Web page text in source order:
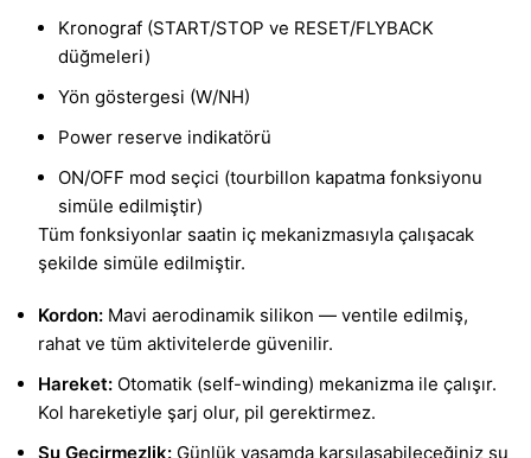
Kronograf (START/STOP ve RESET/FLYBACK
düğmeleri)
Yön göstergesi (W/NH)
Power reserve indikatörü
ON/OFF mod seçici (tourbillon kapatma fonksiyonu
simüle edilmiştir)
Tüm fonksiyonlar saatin iç mekanizmasıyla çalışacak
şekilde simüle edilmiştir.
Kordon: Mavi aerodinamik silikon — ventile edilmiş,
rahat ve tüm aktivitelerde güvenilir.
Hareket: Otomatik (self-winding) mekanizma ile çalışır.
Kol hareketiyle şarj olur, pil gerektirmez.
Su Geçirmezlik: Günlük yaşamda karşılaşabileceğiniz su